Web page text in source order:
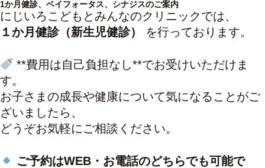
1か月健診、ベイフォータス、シナジスのご案内
にじいろこどもとみんなのクリニックでは、
１か月健診（新生児健診）
を行っております。
**費用は自己負担なし**でお受けいただけま
す。
お子さまの成長や健康について気になることがご
ざいましたら、
どうぞお気軽にご相談ください。
ご予約はWEB・お電話のどちらでも可能で